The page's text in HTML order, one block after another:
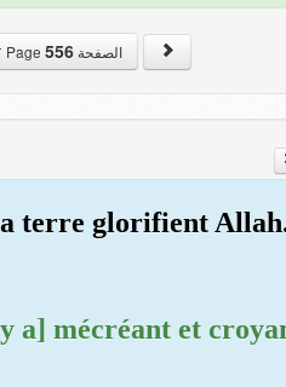
الصفحة Page556
terre glorifient
a] mécréant et